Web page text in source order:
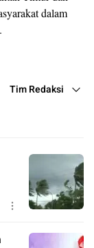
dalam
Tim Redaksi